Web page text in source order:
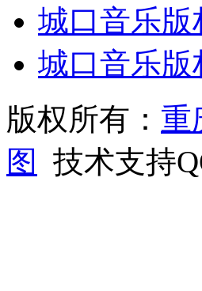
城口音乐
城口音乐
版权所有： 重
图
技术支持